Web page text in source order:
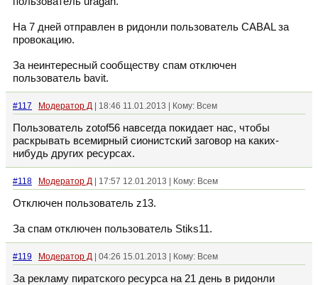
На 7 дней отправлен в ридонли пользователь CABAL за
провокацию.
За неинтересный сообществу спам отключен
пользователь bavit.
#117 Модератор Д | 18:46 11.01.2013 | Кому: Всем
Пользователь zotof56 навсегда покидает нас, чтобы
раскрывать всемирный сионистский заговор на каких-
нибудь других ресурсах.
#118 Модератор Д | 17:57 12.01.2013 | Кому: Всем
Отключен пользователь z13.
За спам отключен пользователь Stiks11.
#119 Модератор Д | 04:26 15.01.2013 | Кому: Всем
За рекламу пиратского ресурса на 21 день в ридонли